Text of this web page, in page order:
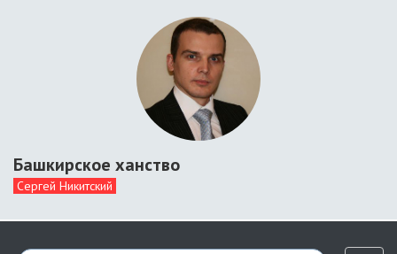
Башкирское ханство
Сергей Никитский